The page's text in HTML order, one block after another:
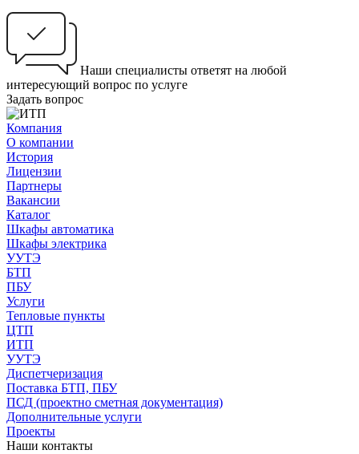
Наши специалисты ответят на любой
интересующий вопрос по услуге
Задать вопрос
Компания
О компании
История
Лицензии
Партнеры
Вакансии
Каталог
Шкафы автоматика
Шкафы электрика
УУТЭ
БТП
ПБУ
Услуги
Тепловые пункты
ЦТП
ИТП
УУТЭ
Диспетчеризация
Поставка БТП, ПБУ
ПСД (проектно сметная документация)
Дополнительные услуги
Проекты
Наши контакты